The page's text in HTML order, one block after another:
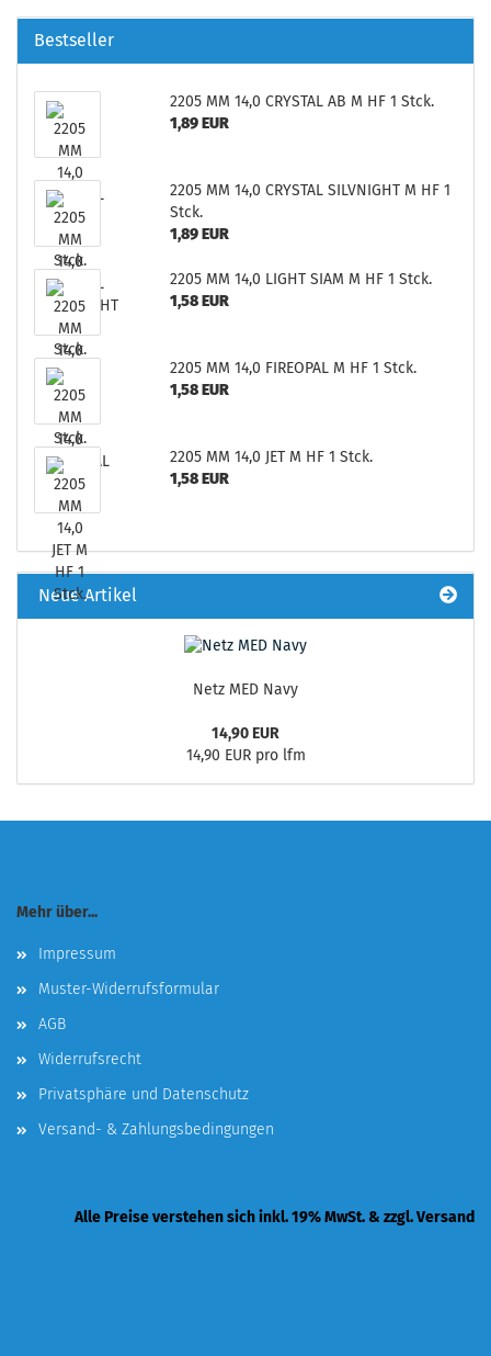
Bestseller
2205 MM 14,0 CRYSTAL AB M HF 1 Stck.
1,89 EUR
2205 MM 14,0 CRYSTAL SILVNIGHT M HF 1
Stck.
1,89 EUR
2205 MM 14,0 LIGHT SIAM M HF 1 Stck.
1,58 EUR
2205 MM 14,0 FIREOPAL M HF 1 Stck.
1,58 EUR
2205 MM 14,0 JET M HF 1 Stck.
1,58 EUR
Neue Artikel
Netz MED Navy
14,90 EUR
14,90 EUR pro lfm
Mehr über...
Impressum
Muster-Widerrufsformular
AGB
Widerrufsrecht
Privatsphäre und Datenschutz
Versand- & Zahlungsbedingungen
Alle Preise verstehen sich inkl. 19% MwSt. & zzgl. Versand